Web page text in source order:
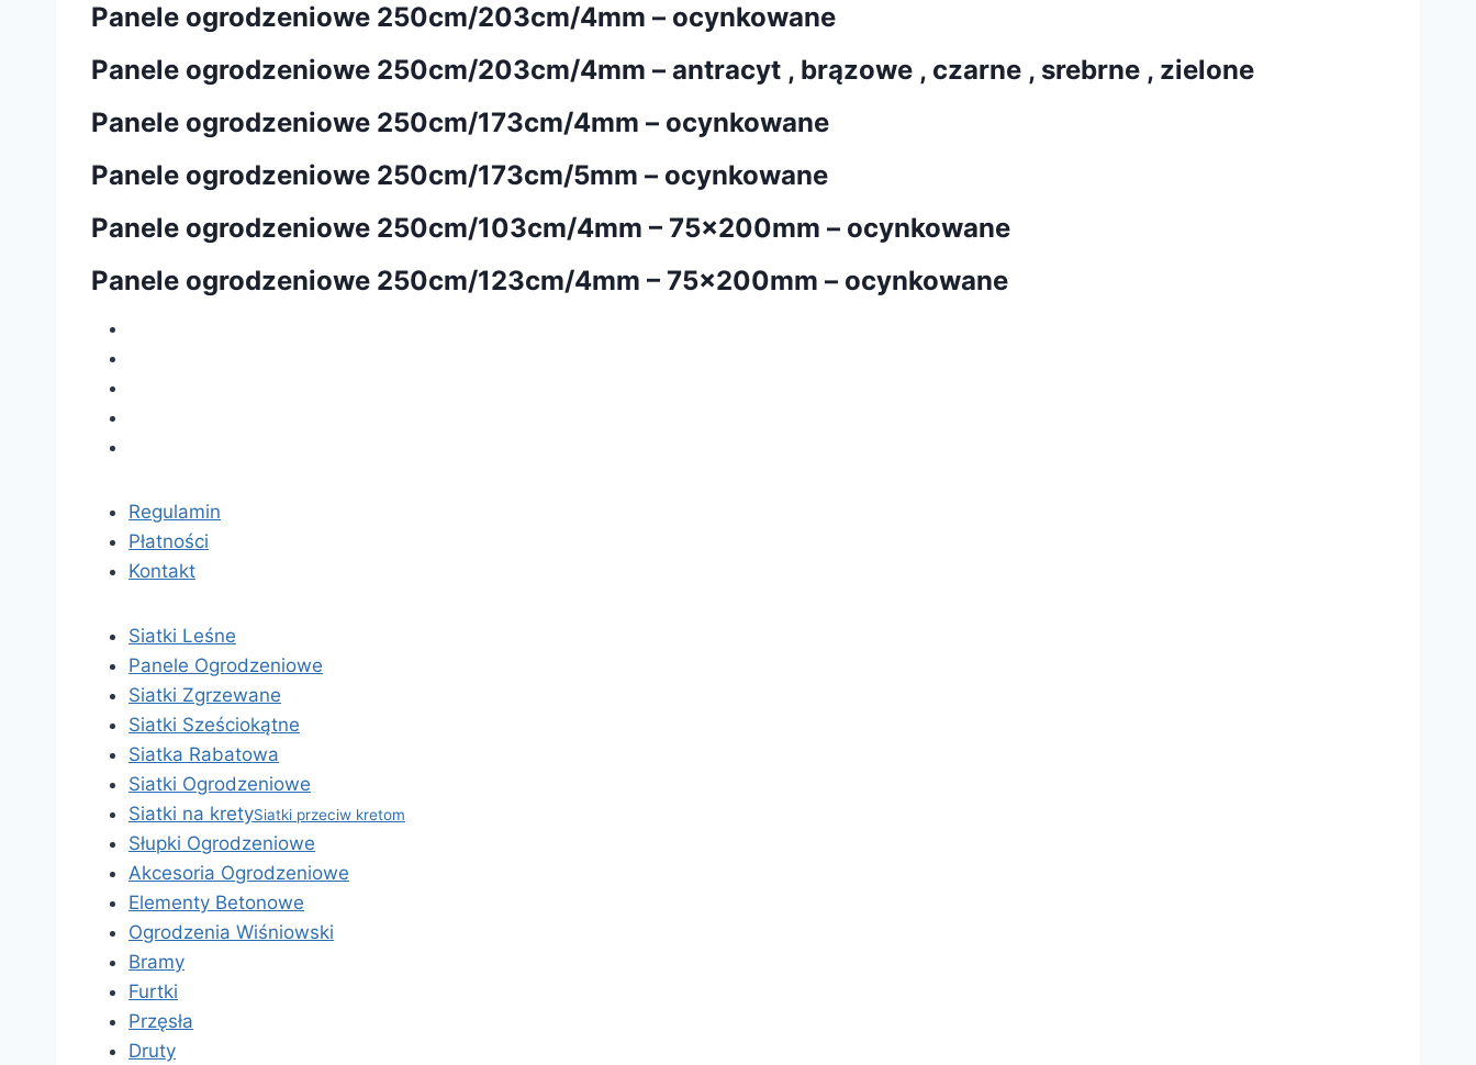
Panele ogrodzeniowe 250cm/203cm/4mm – ocynkowane
Panele ogrodzeniowe 250cm/203cm/4mm – antracyt , brązowe , czarne , srebrne , zielone
Panele ogrodzeniowe 250cm/173cm/4mm – ocynkowane
Panele ogrodzeniowe 250cm/173cm/5mm – ocynkowane
Panele ogrodzeniowe 250cm/103cm/4mm – 75x200mm – ocynkowane
Panele ogrodzeniowe 250cm/123cm/4mm – 75x200mm – ocynkowane
Regulamin
Płatności
Kontakt
Siatki Leśne
Panele Ogrodzeniowe
Siatki Zgrzewane
Siatki Sześciokątne
Siatka Rabatowa
Siatki Ogrodzeniowe
Siatki na kretySiatki przeciw kretom
Słupki Ogrodzeniowe
Akcesoria Ogrodzeniowe
Elementy Betonowe
Ogrodzenia Wiśniowski
Bramy
Furtki
Przęsła
Druty